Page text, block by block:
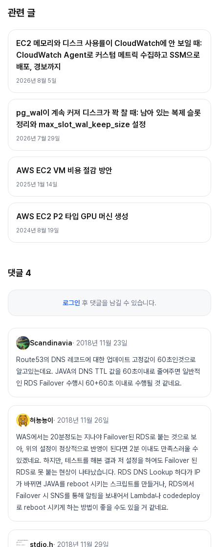
관련 글
EC2 메모리와 디스크 사용률이 CloudWatch에 안 보일 때:
CloudWatch Agent로 커스텀 메트릭 수집하고 SSM으로
배포, 경보까지
2026년 8월 5일
pg_wal이 계속 커져 디스크가 꽉 찰 때: 남아 있는 복제 슬롯
정리와 max_slot_wal_keep_size 설정
2026년 7월 29일
AWS EC2 VM 비용 절감 방안
2025년 1월 14일
AWS EC2 P2 타입 GPU 머신 생성
2024년 8월 19일
댓글 4
로그인 후 댓글을 남길 수 있습니다.
Scandinavia· 2018년 11월 23일
Route53의 DNS 레코드에 대한 업데이트 고정값이 60초인것으로
알고있는데요. JAVA의 DNS TTL 값을 60초이내로 줄여주면 일반적
인 RDS Failover 수행시 60+60초 이내로 수행될 것 같네요.
혀뇽뇽이 · 2018년 11월 26일
WAS에서는 20분정도는 지나야 Failover된 RDS로 붙는 것으로 보
아, 위의 설정이 정상적으로 반영이 된다면 2분 이내도 만족스러울 수
있겠네요. 하지만, 테스트를 해본 결과 저 설정을 하여도 Failover 된
RDS로 못 붙는 현상이 나타났습니다. RDS DNS Lookup 하다가 IP
가 바뀌면 JAVA를 reboot 시키는 스크립트를 만들거나, RDS에서
Failover 시 SNS를 통해 알림을 보내어서 Lambda나 codedeploy
로 reboot 시키게 하는 방법이 좋을 수도 있을 거 같네요.
stdio.h· 2018년 11월 29일